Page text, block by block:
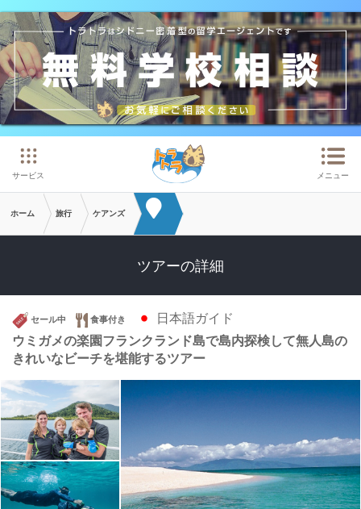
メインコンテンツへスキップ
サービス メニュー
ホーム 旅行 ケアンズ
ツアーの詳細
セール中 食事付き
日本語ガイド
ウミガメの楽園フランクランド島で島内探検して無人島の
きれいなビーチを堪能するツアー